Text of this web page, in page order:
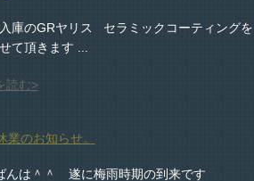
庫のGRヤリス セラミックコーティングを
て頂きます ...
読む>
業のお知らせ。
んは＾＾ 遂に梅雨時期の到来です